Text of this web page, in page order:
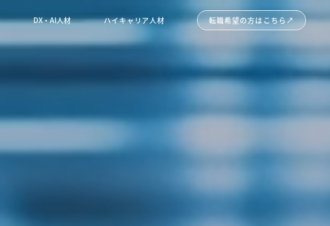
DX・AI人材 ハイキャリア人材 転職希望の方はこちら↗︎